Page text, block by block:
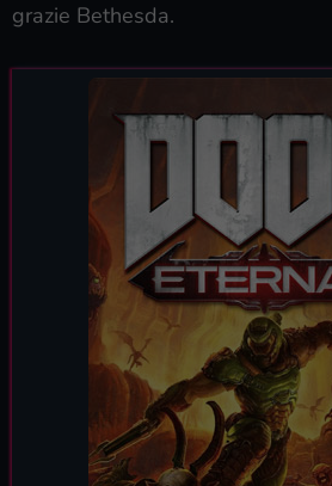
grazie Bethesda.